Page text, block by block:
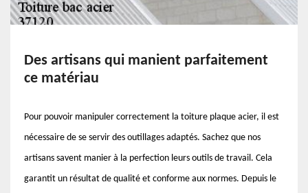
Des artisans qui manient parfaitement
ce matériau
Pour pouvoir manipuler correctement la toiture plaque acier, il est
nécessaire de se servir des outillages adaptés. Sachez que nos
artisans savent manier à la perfection leurs outils de travail. Cela
garantit un résultat de qualité et conforme aux normes. Depuis le